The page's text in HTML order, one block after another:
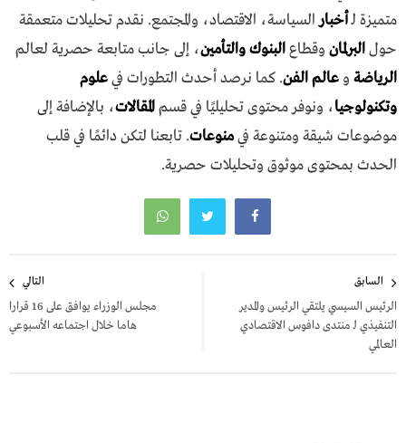
متميزة لـأخبارالسياسة، الاقتصاد، والمجتمع. نقدم تحليلات متعمقة
حولالبرلمان وقطاعالبنوك والتأمين، إلى جانب متابعة حصرية لعالم
الرياضة و عالم الفن. كما نرصد أحدث التطورات فيعلوم
وتكنولوجيا، ونوفر محتوى تحليليًا في قسمالمقالات، بالإضافة إلى
موضوعات شيقة ومتنوعة فيمنوعات. تابعنا لتكن دائمًا في قلب
الحدث بمحتوى موثوق وتحليلات حصرية.
المقالات
السابق
الرئيس السيسي يلتقي الرئيس والمدير
التنفيذي لـ منتدى دافوس الاقتصادي
العالمي
التالي
مجلس الوزراء يوافق على 16 قرارا
هاما خلال اجتماعه الأسبوعي